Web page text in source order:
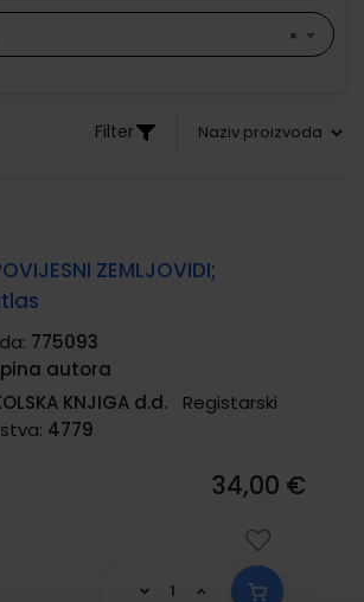
×
Filter
ZEMLJOVIDI;
775093
autora
KNJIGA d.d.
Registarski
4779
34,00 €